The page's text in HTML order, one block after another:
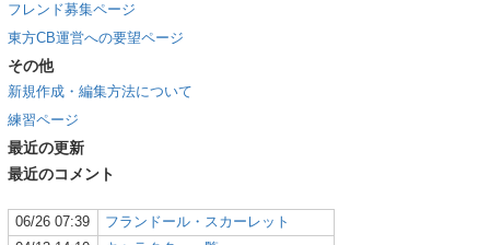
フレンド募集ページ
東方CB運営への要望ページ
その他
新規作成・編集方法について
練習ページ
最近の更新
最近のコメント
06/26 07:39
フランドール・スカーレット